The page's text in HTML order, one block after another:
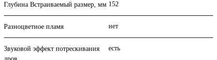
Глубина Встраиваемый размер, мм 152
Разноцветное пламя нет
Звуковой эффект потрескивания
есть